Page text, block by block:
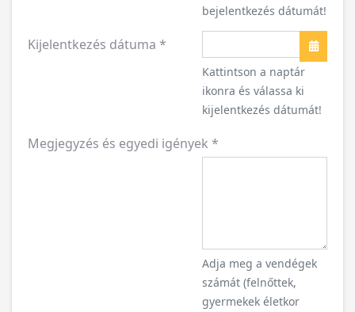
bejelentkezés dátumát!
Kijelentkezés dátuma *
Naptár
Kattintson a naptár
ikonra és válassa ki
kijelentkezés dátumát!
Megjegyzés és egyedi igények *
Adja meg a vendégek
számát (felnőttek,
gyermekek életkor